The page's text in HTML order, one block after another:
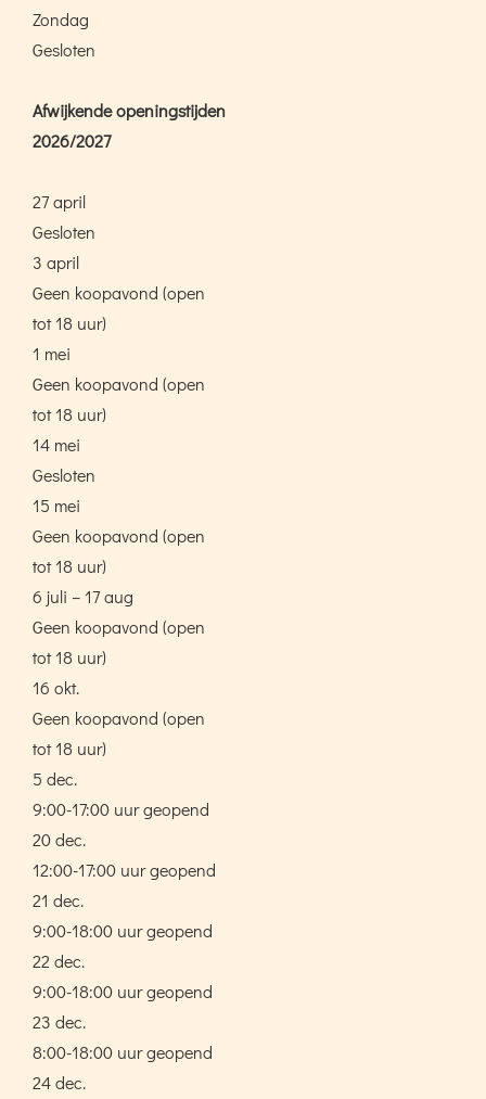
Zondag
Gesloten
Afwijkende openingstijden
2026/2027
27 april
Gesloten
3 april
Geen koopavond (open
tot 18 uur)
1 mei
Geen koopavond (open
tot 18 uur)
14 mei
Gesloten
15 mei
Geen koopavond (open
tot 18 uur)
6 juli – 17 aug
Geen koopavond (open
tot 18 uur)
16 okt.
Geen koopavond (open
tot 18 uur)
5 dec.
9:00-17:00 uur geopend
20 dec.
12:00-17:00 uur geopend
21 dec.
9:00-18:00 uur geopend
22 dec.
9:00-18:00 uur geopend
23 dec.
8:00-18:00 uur geopend
24 dec.